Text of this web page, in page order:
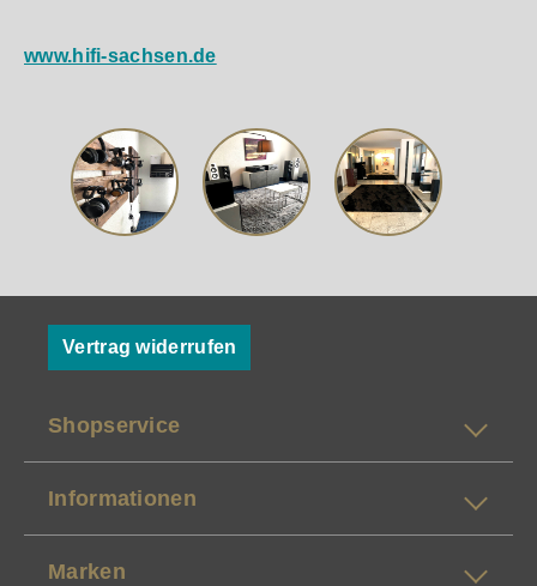
www.hifi-sachsen.de
Vertrag widerrufen
Shopservice
Informationen
Marken